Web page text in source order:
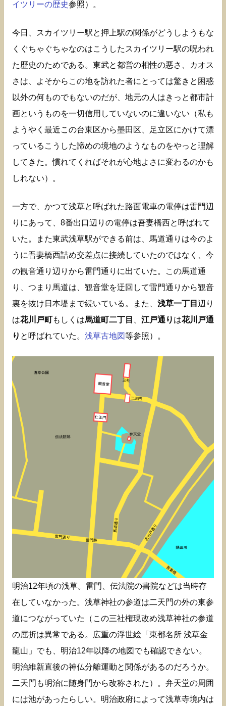
イツリーの歴史参照）。
今日、スカイツリー駅と押上駅の関係がどうしようもな
くぐちゃぐちゃなのはこうしたスカイツリー駅の呪われ
た歴史のためである。東武と都営の相性の悪さ、カオス
さは、よそからこの地を訪れた者にとっては驚きと困惑
以外の何ものでもないのだが、地元の人はきっと都市計
画というものを一切信用していないのに違いない（私も
ようやく最近この台東区から墨田区、足立区にかけて漂
っているこうした諦めの境地のようなものをやっと理解
してきた。慣れてくればそれが心地よさに変わるのかも
しれない）。
一方で、かつて浅草と呼ばれた路面電車の電停は雷門辺
りにあって、8番出口辺りの電停は吾妻橋西と呼ばれて
いた。また東武浅草駅ができる前は、馬道通りは今のよ
うに吾妻橋西詰め交差点に接続していたのではなく、今
の観音通り辺りから雷門通りに出ていた。この馬道通
り、つまり馬道は、観音堂を迂回して雷門通りから観音
裏を抜け日本堤まで続いている。また、 浅草一丁目 辺り
は花川戸町もしくは馬道町二丁目 江戸通り は花川戸通
り と呼ばれていた。 浅草古地図等参照）。
明治12年頃の浅草。雷門、伝法院の書院などは当時存
在していなかった。浅草神社の参道は二天門の外の東参
道につながっていた（この三社権現改め浅草神社の参道
の屈折は異常である。広重の浮世絵「東都名所 浅草金
龍山」でも、明治12年以降の地図でも確認できない。
明治維新直後の神仏分離運動と関係があるのだろうか。
二天門も明治に随身門から改称された）。弁天堂の周囲
には池があったらしい。明治政府によって浅草寺境内は